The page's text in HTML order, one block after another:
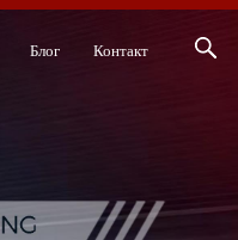
Блог Контакт